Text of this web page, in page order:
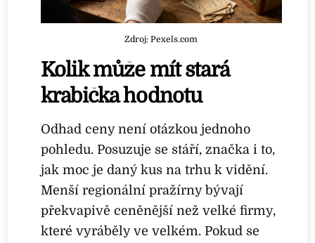
Zdroj: Pexels.com
Kolik může mít stará
krabička hodnotu
Odhad ceny není otázkou jednoho
pohledu. Posuzuje se stáří, značka i to,
jak moc je daný kus na trhu k vidění.
Menší regionální pražírny bývají
překvapivě ceněnější než velké firmy,
které vyráběly ve velkém. Pokud se